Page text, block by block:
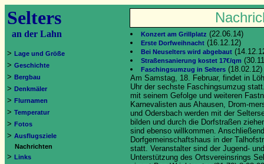
Selters
an der Lahn
> Lage und Größe
> Geschichte
> Bergbau
> Denkmäler
> Flurnamen
> Temperatur
> Fotos
> Ausflugsziele
Nachrichten
> Links
Konzert am Grillplatz (22.06.14)
Erste Dorfweihnacht (16.12.12)
Bei Neuselters wird abgebaut
Straßensanierung kostet 17€/qm
Faschingsumzug in Selters (18.02.12)
Am Samstag, 18. Februar, findet in
Uhr der sechste Faschingsumzug
mit seinem Gefolge und weiteren
Karnevalisten aus Ahausen, Drom-
und Odersbach werden mit der
bilden und durch die Dorfstraßen
sind ebenso willkommen.
Dorfgemeinschaftshaus in der
statt. Veranstalter sind der Jugend-
Unterstützung des Ortsvereinsrings